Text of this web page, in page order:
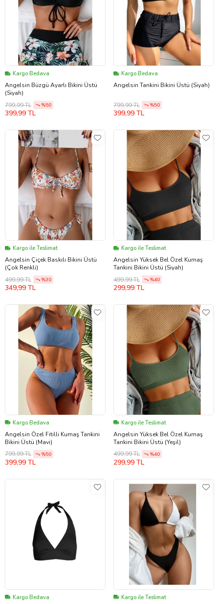
Kargo Bedava
Angelsin Büzgü Ayarlı Bikini Üstü
(Siyah)
799,99 TL
%50
399,99 TL
Kargo Bedava
Angelsin Tankini Bikini Üstü (Siyah)
799,99 TL %50
399,99 TL
Kargo ile Teslimat
Angelsin Çiçek Baskılı Bikini Üstü
(Çok Renkli)
499,99 TL
%30
349,99 TL
Kargo ile Teslimat
Angelsin Yüksek Bel Özel Kumaş
Tankini Bikini Üstü (Siyah)
499,99 TL
%40
299,99 TL
Kargo Bedava
Angelsin Özel Fitilli Kumaş Tankini
Bikini Üstü (Mavi)
799,99 TL
%50
399,99 TL
Kargo ile Teslimat
Angelsin Yüksek Bel Özel Kumaş
Tankini Bikini Üstü (Yeşil)
499,99 TL
%40
299,99 TL
Kargo Bedava Kargo ile Teslimat